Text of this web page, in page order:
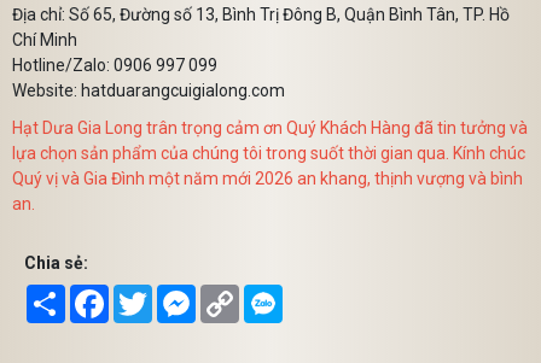
Địa chỉ: Số 65, Đường số 13, Bình Trị Đông B, Quận Bình Tân, TP. Hồ
Chí Minh
Hotline/Zalo: 0906 997 099
Website: hatduarangcuigialong.com
Hạt Dưa Gia Long trân trọng cảm ơn Quý Khách Hàng đã tin tưởng và
lựa chọn sản phẩm của chúng tôi trong suốt thời gian qua. Kính chúc
Quý vị và Gia Đình một năm mới 2026 an khang, thịnh vượng và bình
an.
Chia sẻ:
Share Facebook
TwitterMessenger
Copy
Link